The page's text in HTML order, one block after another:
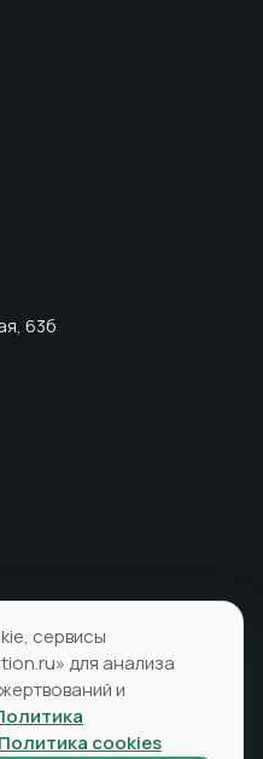
63б
сервисы
для анализа
и
Политика cookies